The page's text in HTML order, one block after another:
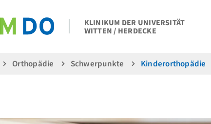
KLINIKUM DER UNIVERSITÄT
WITTEN / HERDECKE
Orthopädie Schwerpunkte Kinder­orthopädie